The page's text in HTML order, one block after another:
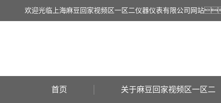
欢迎光临上海麻豆回家视频区一区二仪器仪表有限公司网站
首页 关于麻豆回家视频区一区二